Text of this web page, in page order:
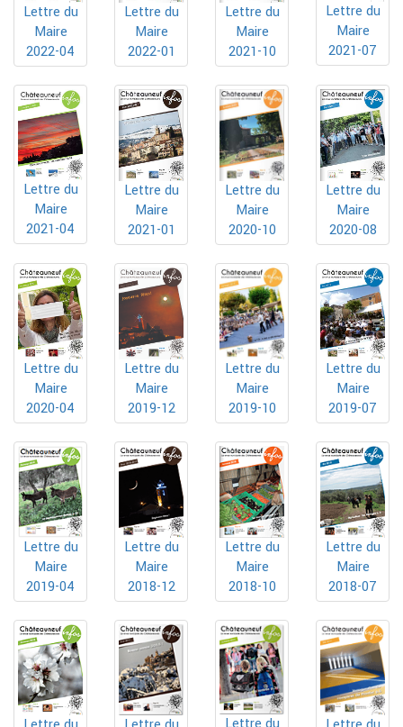
Lettre du
Maire
2022-04
Lettre du
Maire
2022-01
Lettre du
Maire
2021-10
Lettre du
Maire
2021-07
Lettre du
Maire
2021-04
Lettre du
Maire
2021-01
Lettre du
Maire
2020-10
Lettre du
Maire
2020-08
Lettre du
Maire
2020-04
Lettre du
Maire
2019-12
Lettre du
Maire
2019-10
Lettre du
Maire
2019-07
Lettre du
Maire
2019-04
Lettre du
Maire
2018-12
Lettre du
Maire
2018-10
Lettre du
Maire
2018-07